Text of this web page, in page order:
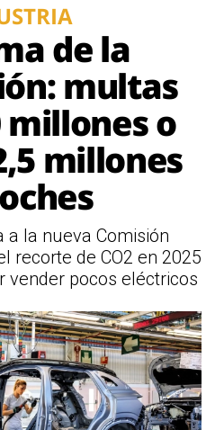
de la
multas
millones o
millones
a la nueva Comisión
recorte de CO2 en 2025
vender pocos eléctricos